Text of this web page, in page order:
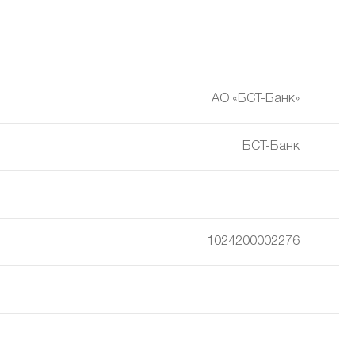
АО «БСТ-Банк»
БСТ-Банк
1024200002276